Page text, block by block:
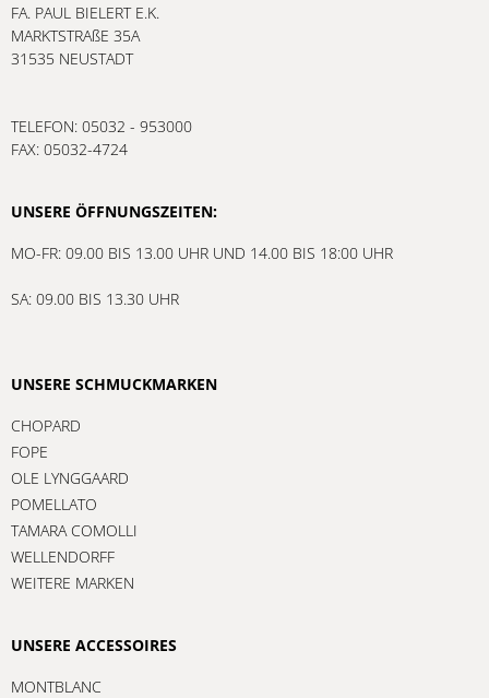
FA. PAUL BIELERT E.K.
MARKTSTRAßE 35A
31535 NEUSTADT
TELEFON: 05032 - 953000
FAX: 05032-4724
UNSERE ÖFFNUNGSZEITEN:
MO-FR: 09.00 BIS 13.00 UHR UND 14.00 BIS 18:00 UHR
SA: 09.00 BIS 13.30 UHR
UNSERE SCHMUCKMARKEN
CHOPARD
FOPE
OLE LYNGGAARD
POMELLATO
TAMARA COMOLLI
WELLENDORFF
WEITERE MARKEN
UNSERE ACCESSOIRES
MONTBLANC